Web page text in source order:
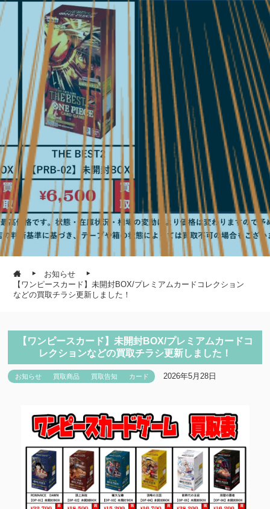
お知らせ
【ワンピースカード】未開封BOX/プレミアムカードコレクション
などの買取チラシ更新しました！
【ワンピースカード】未開封BOX/プレミアムカードコ
レクションなどの買取チラシ更新しました！
お知らせ 買取商品 買取告知 カード 2026年5月28日